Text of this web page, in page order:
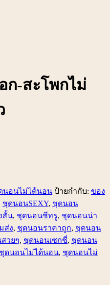
ก-สะโพกไม่
นอนไม่ได้นอน ป้ายกำกับ: ของ
ชุดนอนSEXY, ชุดนอน
สั้น, ชุดนอนซีทรู, ชุดนอนน่า
ส่ง, ชุดนอนราคาถูก, ชุดนอน
วยๆ, ชุดนอนเซกซี่, ชุดนอน
ชุดนอนไม่ได้นอน, ชุดนอนไม่